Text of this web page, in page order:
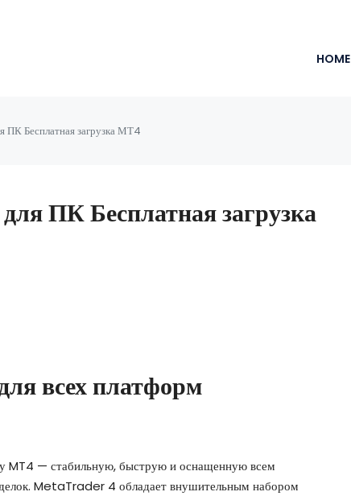
HOME
Бесплатная загрузка МТ4
ПК Бесплатная загрузка
всех платформ
MT4 — стабильную, быструю и оснащенную всем
MetaTrader 4 обладает внушительным набором